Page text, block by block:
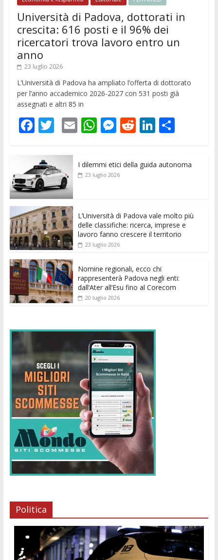
Università di Padova, dottorati in
crescita: 616 posti e il 96% dei
ricercatori trova lavoro entro un
anno
23 luglio 2026
L’Università di Padova ha ampliato l’offerta di dottorato
per l’anno accademico 2026-2027 con 531 posti già
assegnati e altri 85 in
F
e
b
o
o
k
T
itt
er
E
ai
l
W
s
p
M
ss
e
er
R
di
Li
e
C
di
I dilemmi etici della guida autonoma
23 luglio 2026
L’Università di Padova vale molto più
delle classifiche: ricerca, imprese e
lavoro fanno crescere il territorio
23 luglio 2026
Nomine regionali, ecco chi
rappresenterà Padova negli enti:
dall’Ater all’Esu fino al Corecom
20 luglio 2026
Politica